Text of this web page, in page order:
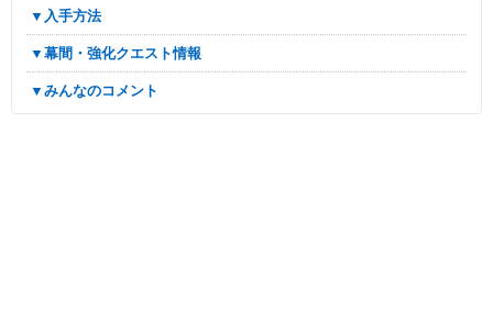
▼入手方法
▼幕間・強化クエスト情報
▼みんなのコメント